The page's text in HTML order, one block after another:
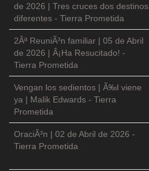
de 2026 | Tres cruces dos destinos
diferentes - Tierra Prometida
2Âª ReuniÃ³n familiar | 05 de Abril
de 2026 | Â¡Ha Resucitado! -
Tierra Prometida
Vengan los sedientos | Ã‰l viene
ya | Malik Edwards - Tierra
Prometida
OraciÃ³n | 02 de Abril de 2026 -
Tierra Prometida